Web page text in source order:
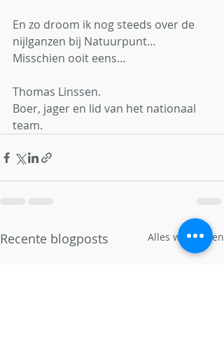
En zo droom ik nog steeds over de
nijlganzen bij Natuurpunt…
Misschien ooit eens…
Thomas Linssen.
Boer, jager en lid van het nationaal
team.
Recente blogposts Alles weergeven